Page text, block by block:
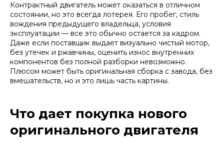
Контрактный двигатель может оказаться в отличном
состоянии, но это всегда лотерея. Его пробег, стиль
вождения предыдущего владельца, условия
эксплуатации — все это обычно остается за кадром.
Даже если поставщик выдает визуально чистый мотор,
без утечек и ржавчины, оценить износ внутренних
компонентов без полной разборки невозможно.
Плюсом может быть оригинальная сборка с завода, без
вмешательств, но и это лишь часть картины.
Что дает покупка нового
оригинального двигателя